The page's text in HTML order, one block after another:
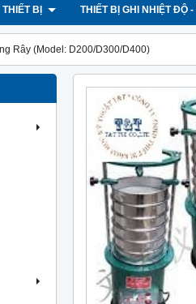
THIẾT BỊ THIẾT BỊ GHI NHIỆT ĐỘ
Rây (Model: D200/D300/D400)